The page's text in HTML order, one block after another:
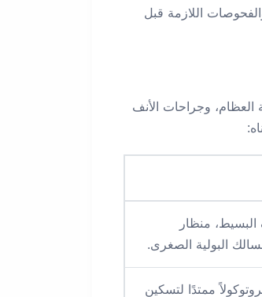
اللازمة قبل
العظام، وجراحات الأنف
البسيط، منظار
البولية الصغرى.
ممتدًا لتسكين